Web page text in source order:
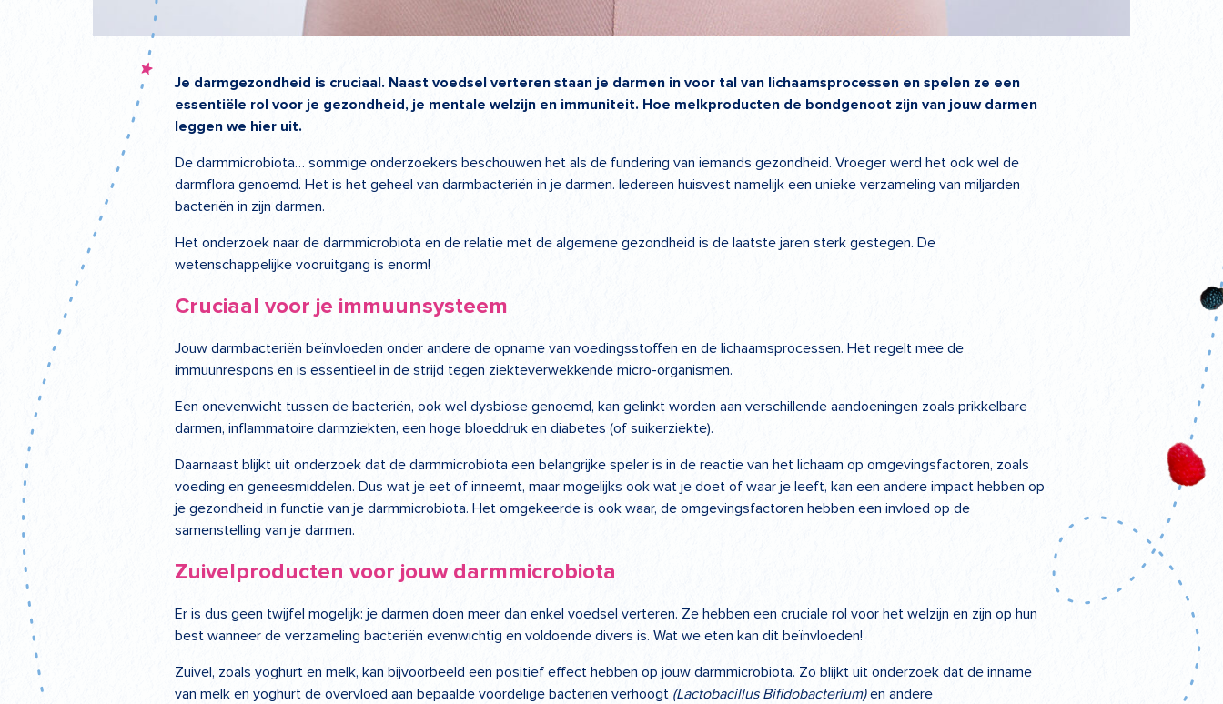
Je darmgezondheid is cruciaal. Naast voedsel verteren staan je darmen in voor tal van lichaamsprocessen en spelen ze een
essentiële rol voor je gezondheid, je mentale welzijn en immuniteit. Hoe melkproducten de bondgenoot zijn van jouw darmen
leggen we hier uit.
De darmmicrobiota… sommige onderzoekers beschouwen het als de fundering van iemands gezondheid. Vroeger werd het ook wel de
darmflora genoemd. Het is het geheel van darmbacteriën in je darmen. Iedereen huisvest namelijk een unieke verzameling van miljarden
bacteriën in zijn darmen.
Het onderzoek naar de darmmicrobiota en de relatie met de algemene gezondheid is de laatste jaren sterk gestegen. De
wetenschappelijke vooruitgang is enorm!
Cruciaal voor je immuunsysteem
Jouw darmbacteriën beïnvloeden onder andere de opname van voedingsstoffen en de lichaamsprocessen. Het regelt mee de
immuunrespons en is essentieel in de strijd tegen ziekteverwekkende micro-organismen.
Een onevenwicht tussen de bacteriën, ook wel dysbiose genoemd, kan gelinkt worden aan verschillende aandoeningen zoals prikkelbare
darmen, inflammatoire darmziekten, een hoge bloeddruk en diabetes (of suikerziekte).
Daarnaast blijkt uit onderzoek dat de darmmicrobiota een belangrijke speler is in de reactie van het lichaam op omgevingsfactoren, zoals
voeding en geneesmiddelen. Dus wat je eet of inneemt, maar mogelijks ook wat je doet of waar je leeft, kan een andere impact hebben op
je gezondheid in functie van je darmmicrobiota. Het omgekeerde is ook waar, de omgevingsfactoren hebben een invloed op de
samenstelling van je darmen.
Zuivelproducten voor jouw darmmicrobiota
Er is dus geen twijfel mogelijk: je darmen doen meer dan enkel voedsel verteren. Ze hebben een cruciale rol voor het welzijn en zijn op hun
best wanneer de verzameling bacteriën evenwichtig en voldoende divers is. Wat we eten kan dit beïnvloeden!
Zuivel, zoals yoghurt en melk, kan bijvoorbeeld een positief effect hebben op jouw darmmicrobiota. Zo blijkt uit onderzoek dat de inname
van melk en yoghurt de overvloed aan bepaalde voordelige bacteriën verhoogt (Lactobacillus Bifidobacterium)en andere